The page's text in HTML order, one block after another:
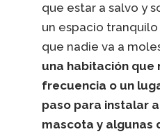
que estar a salvo y
un espacio
que nadie va a
una habitación que
frecuencia o un
paso para instalar
mascota y algunas